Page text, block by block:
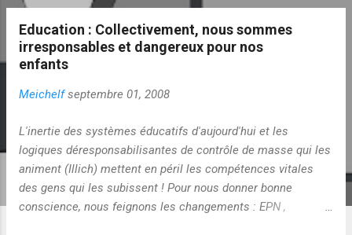
Education : Collectivement, nous sommes
irresponsables et dangereux pour nos
enfants
Meichelf septembre 01, 2008
L'inertie des systèmes éducatifs d'aujourd'hui et les
logiques déresponsabilisantes de contrôle de masse qui les
animent (Illich) mettent en péril les compétences vitales
des gens qui les subissent ! Pour nous donner bonne
conscience, nous feignons les changements : EPN ,